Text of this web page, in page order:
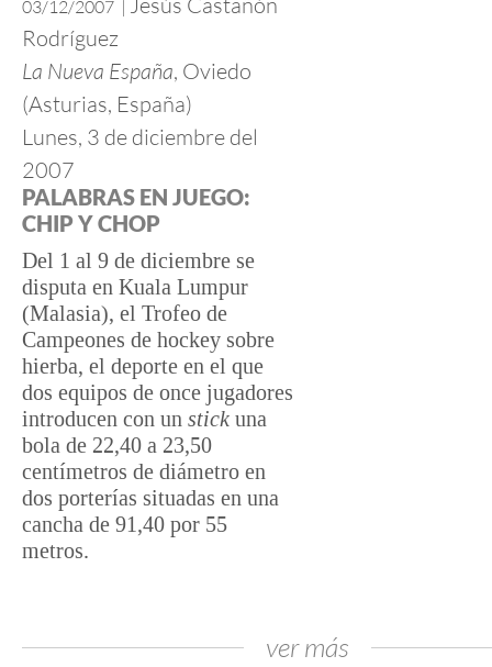
03/12/2007 |
Rodríguez
La Nueva España, Oviedo
(Asturias, España)
Lunes, 3 de diciembre del
2007
PALABRAS EN JUEGO:
CHIP Y CHOP
Del 1 al 9 de diciembre se
disputa en Kuala Lumpur
(Malasia), el Trofeo de
Campeones de hockey sobre
hierba, el deporte en el que
dos equipos de once jugadores
introducen con un stick una
bola de 22,40 a 23,50
centímetros de diámetro en
dos porterías situadas en una
cancha de 91,40 por 55
metros.
ver más